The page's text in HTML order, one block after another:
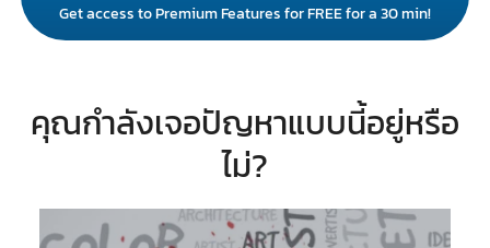
Get access to Premium Features for FREE for a 30 min!
คุณกำลังเจอปัญหาแบบนี้อยู่หรือ
ไม่?